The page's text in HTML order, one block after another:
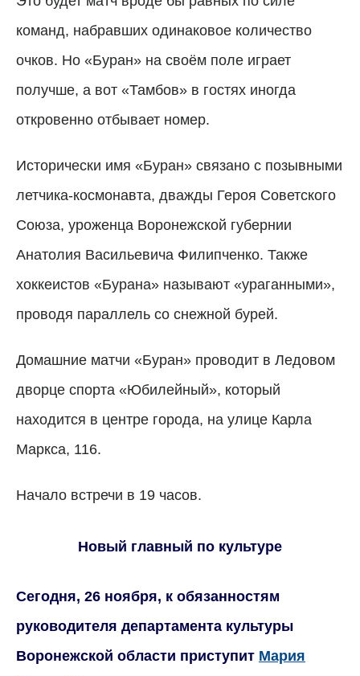
команд, набравших одинаковое количество
очков. Но «Буран» на своём поле играет
получше, а вот «Тамбов» в гостях иногда
откровенно отбывает номер.
Исторически имя «Буран» связано с позывными
летчика-космонавта, дважды Героя Советского
Союза, уроженца Воронежской губернии
Анатолия Васильевича Филипченко. Также
хоккеистов «Бурана» называют «ураганными»,
проводя параллель со снежной бурей.
Домашние матчи «Буран» проводит в Ледовом
дворце спорта «Юбилейный», который
находится в центре города, на улице Карла
Маркса, 116.
Начало встречи в 19 часов.
Новый главный по культуре
Сегодня, 26 ноября, к обязанностям
руководителя департамента культуры
Воронежской области приступит Мария